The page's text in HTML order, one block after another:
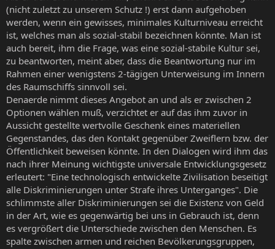
(nicht zuletzt zu unserem Schutz !) erst dann aufgehoben
werden, wenn ein gewisses, minimales Kulturniveau erreicht
ist, welches man als sozial-stabil bezeichnen könnte. Man ist
auch bereit, ihm die Frage, was eine sozial-stabile Kultur sei,
zu beantworten, meint aber, dass die Beantwortung nur im
Rahmen einer wenigstens 2-tägigen Unterweisung im Innern
des Raumschiffs sinnvoll sei.
Denaerde nimmt dieses Angebot an und als er zwischen 2
Optionen wählen muß, verzichtet er auf das ihm zuvor in
Aussicht gestellte wertvolle Geschenk eines materiellen
Gegenstandes, das den Kontakt gegenüber Zweiflern bzw. der
Öffentlichkeit beweisen könnte. In den Dialogen wird ihm das
nach ihrer Meinung wichtigste universale Entwicklungsgesetz
erleutert: "Eine technologisch entwickelte Zivilisation beseitigt
alle Diskriminierungen unter Strafe ihres Unterganges". Die
schlimmste aller Diskriminierungen sei die Existenz von Geld
in der Art, wie es gegenwärtig bei uns in Gebrauch ist, denn
es vergrößert die Unterschiede zwischen den Menschen. Es
spalte zwischen armen und reichen Bevölkerungsgruppen,